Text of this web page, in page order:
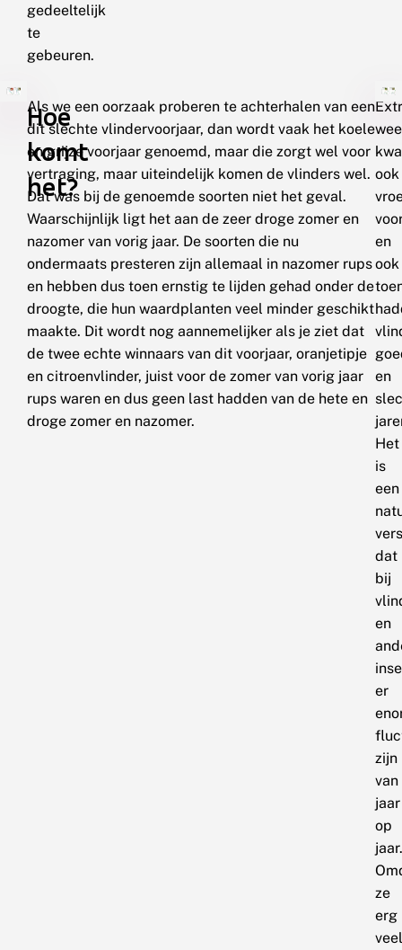
gedeeltelijk
te
gebeuren.
Hoe
komt
het?
Als we een oorzaak proberen te achterhalen van een
dit slechte vlindervoorjaar, dan wordt vaak het koele
en grijze voorjaar genoemd, maar die zorgt wel voor
vertraging, maar uiteindelijk komen de vlinders wel.
Dat was bij de genoemde soorten niet het geval.
Waarschijnlijk ligt het aan de zeer droge zomer en
nazomer van vorig jaar. De soorten die nu
ondermaats presteren zijn allemaal in nazomer rups
en hebben dus toen ernstig te lijden gehad onder de
droogte, die hun waardplanten veel minder geschikt
maakte. Dit wordt nog aannemelijker als je ziet dat
de twee echte winnaars van dit voorjaar, oranjetipje
en citroenvlinder, juist voor de zomer van vorig jaar
rups waren en dus geen last hadden van de hete en
droge zomer en nazomer.
ook
en
ook
en
Het
is
een
dat
bij
en
er
zijn
van
jaar
op
jaar.
ze
erg
veel